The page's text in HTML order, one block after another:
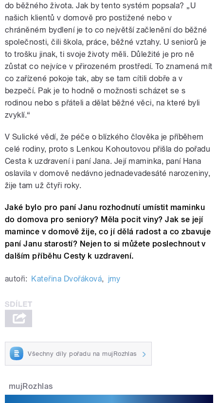
do běžného života. Jak by tento systém popsala? „U
našich klientů v domově pro postižené nebo v
chráněném bydlení je to co největší začlenění do běžné
společnosti, čili škola, práce, běžné vztahy. U seniorů je
to trošku jinak, ti svoje životy měli. Důležité je pro ně
zůstat co nejvíce v přirozeném prostředí. To znamená mít
co zařízené pokoje tak, aby se tam cítili dobře a v
bezpečí. Pak je to hodně o možnosti scházet se s
rodinou nebo s přáteli a dělat běžné věci, na které byli
zvyklí.“
V Sulické vědí, že péče o blízkého člověka je příběhem
celé rodiny, proto s Lenkou Kohoutovou přišla do pořadu
Cesta k uzdravení i paní Jana. Její maminka, paní Hana
oslavila v domově nedávno jednadevadesáté narozeniny,
žije tam už čtyři roky.
Jaké bylo pro paní Janu rozhodnutí umístit maminku
do domova pro seniory? Měla pocit viny? Jak se její
mamince v domově žije, co jí dělá radost a co zbavuje
paní Janu starostí? Nejen to si můžete poslechnout v
dalším příběhu Cesty k uzdravení.
autoři: Kateřina Dvořáková, jmy
Všechny díly pořadu na mujRozhlas
mujRozhlas